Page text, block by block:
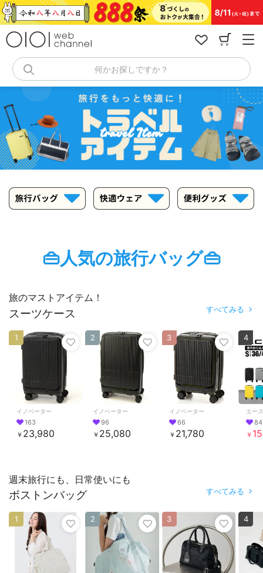
コ
ン
キ
プ
何かお探しですか？
👜人気の旅行バッグ👜
旅のマストアイテム！
スーツケース すべてみる
イノベーター
163
￥ 23,980
1
イノベーター
96
￥ 25,080
2
イノベーター
66
￥ 21,780
3
エース
84
￥
4
週末旅行にも、日常使いにも
ボストンバッグ すべてみる
1 2 3 4